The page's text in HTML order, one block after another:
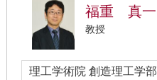
福重 真一
教授
理工学術院 創造理工学部